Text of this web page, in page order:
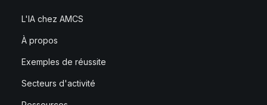
L'IA chez AMCS
À propos
Exemples de réussite
Secteurs d'activité